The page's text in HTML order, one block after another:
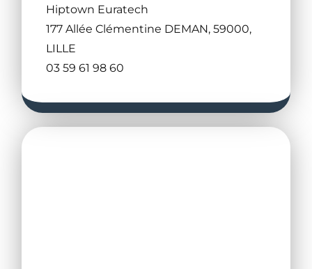
Hiptown Euratech
177 Allée Clémentine DEMAN, 59000,
LILLE
03 59 61 98 60